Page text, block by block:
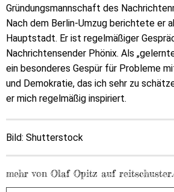
Gründungsmannschaft des
Nach dem Berlin-Umzug berichtete er
Hauptstadt. Er ist regelmäßiger
Nachrichtensender Phönix. Als
ein besonderes Gespür für Probleme
und Demokratie, das ich sehr zu
er mich regelmäßig inspiriert.
Bild: Shutterstock
mehr von Olaf Opitz auf